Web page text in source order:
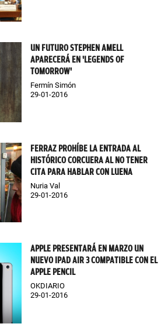
UN FUTURO STEPHEN AMELL
APARECERÁ EN 'LEGENDS OF
TOMORROW'
Fermín Simón
29-01-2016
FERRAZ PROHÍBE LA ENTRADA AL
HISTÓRICO CORCUERA AL NO TENER
CITA PARA HABLAR CON LUENA
Nuria Val
29-01-2016
APPLE PRESENTARÁ EN MARZO UN
NUEVO IPAD AIR 3 COMPATIBLE CON EL
APPLE PENCIL
OKDIARIO
29-01-2016